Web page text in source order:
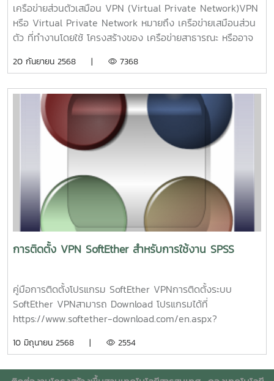
เครือข่ายส่วนตัวเสมือน VPN (Virtual Private Network)VPN
หรือ Virtual Private Network หมายถึง เครือข่ายเสมือนส่วน
ตัว ที่ทำงานโดยใช้ โครงสร้างของ เครือข่ายสาธารณะ หรืออาจ
เฉพาะ ขององค์กรได้ ด้วยการ เข้ารหัสแพ็กเก็ตก่อนส่ง เพื่อให้
ข้อมูล มีความปลอดภัยนั้น ก็มีอยู่หลายกลไกด้วยกัน ซึ่งวิธีเข้า
รหัสข้อมูล (encryption) จะทำกันที่เลเยอร์ 2 คือ Data Link
Layer แต่ปัจจุบัน มีการเข้ารหัสใน IP Layer โดยมักใช้เทคโนโลยี
IPSec (IP Security)ปกติแล้ว VPN ถูกนำมาใช้กับองค์กรขนาด
ใหญ่ ที่มีสาขาอยู่ตามที่ต่างๆ และต้องการ ต่อเชื่อมเข้าหากัน โดย
หรือคนที่เกี่ยวข้องด้วย เช่น ลูกค้า, ซัพพลายเออร์ เป็นต้น
นอกจากนี้แล้ว กลไกในการสร้างโครงข่าย VPN อีกประเภทหนึ่ง
คือ MPLS (Multiprotocal Label Switch) เป็นวิธีในการส่งแพ็ก
เก็ต โดยการใส่ label ที่ส่วนหัว ของข้อความ และค่อยเข้ารหัส
ข้อมูล จากนั้น จึงส่งไปยังจุดหมายปลายทาง เมื่อถึงปลายทาง ก็
จะถอดรหัสที่ส่วนหัวออก วิธีการนี้ ช่วยให้ผู้วางระบบเครือข่าย
ได้ประโยชน์ที่ได้รับจาก VPN ประโยชน์ของ การติดตั้งเครือข่าย
แบบ VPN จะช่วยองค์กร ประหยัดค่าใช้จ่าย เพราะไม่ว่าผู้ใช้
องค์กร จะอยู่ที่ใดในโลก ก็สามารถเข้าถึง เครือข่าย VPN ของ
ลด ค่าใช้จ่าย ในการติดต่อสื่อสาร และสามารถ ลดค่าใช้จ่ายใน
สามารถ ให้ความคล่องตัว ในการเปลี่ยนแปลง เช่น การขยาย
20 กันยายน 2568 | 7368
การติดตั้ง VPN SoftEther สำหรับการใช้งาน SPSS
คู่มือการติดตั้งโปรแกรม SoftEther VPNการติดตั้งระบบ
SoftEther VPNสามารถ Download โปรแกรมได้ที่
https://www.softether-download.com/en.aspx?
VPN ClientSelect Platform เลือก Windowsทำการ
9807, rtm)เมื่อทำการ Download โปรแกรมเสร็จแล้ว ดับเบิล
10 มิถุนายน 2568 | 2554